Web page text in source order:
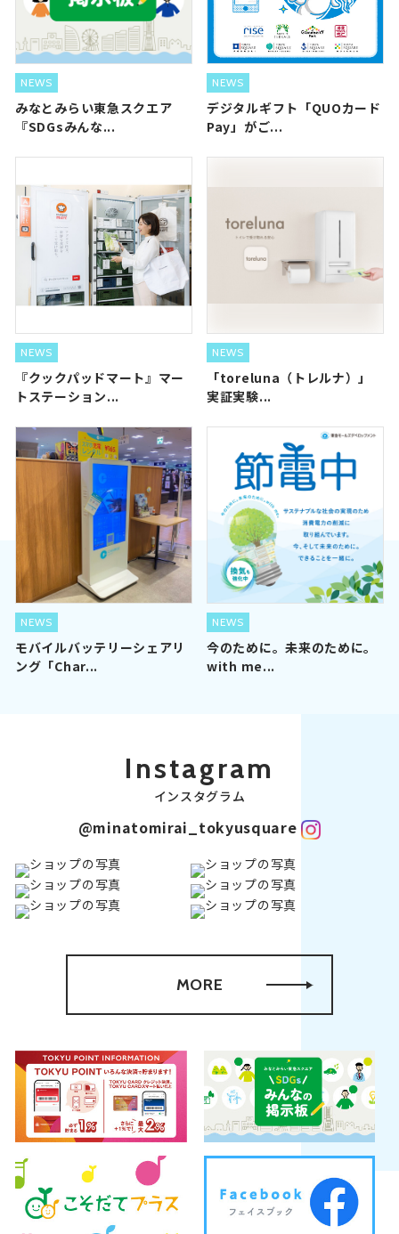
NEWS
みなとみらい東急スクエア
『SDGsみんな...
NEWS
デジタルギフト「QUOカード
Pay」がご...
NEWS
『クックパッドマート』マー
トステーション...
NEWS
「toreluna（トレルナ）」
実証実験...
NEWS
モバイルバッテリーシェアリ
ング「Char...
NEWS
今のために。未来のために。
with me...
Instagram
インスタグラム
@minatomirai_tokyusquare
MORE